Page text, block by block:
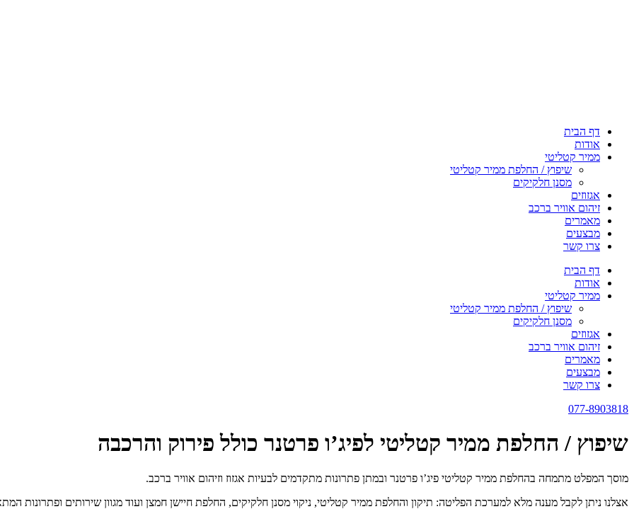
דף הבית
אודות
ממיר קטליטי
שיפוץ / החלפת ממיר קטליטי
מסנן חלקיקים
אגזוזים
זיהום אוויר ברכב
מאמרים
מבצעים
צרו קשר
דף הבית
אודות
ממיר קטליטי
שיפוץ / החלפת ממיר קטליטי
מסנן חלקיקים
אגזוזים
זיהום אוויר ברכב
מאמרים
מבצעים
צרו קשר
077-8903818
שיפוץ / החלפת ממיר קטליטי לפיג’ו פרטנר כולל פירוק והרכבה
מוסך המפלט מתמחה בהחלפת ממיר קטליטי פיג’ו פרטנר ובמתן פתרונות מתקדמים לבעיות אגזוז וזיהום אוויר ברכב.
אצלנו ניתן לקבל מענה מלא למערכת הפליטה: תיקון והחלפת ממיר קטליטי, ניקוי מסנן חלקיקים, החלפת חיישן חמצן ועוד מגוון שירותים ופתרונות